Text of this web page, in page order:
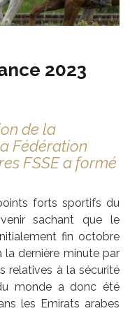
2023
de la
Fédération
FSSE a formé
forts sportifs du
sachant que le
fin octobre
la dernière minute par
relatives à la sécurité
monde a donc été
les Emirats arabes